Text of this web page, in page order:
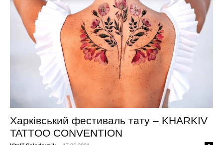
Харківський фестиваль тату – KHARKIV
TATTOO CONVENTION